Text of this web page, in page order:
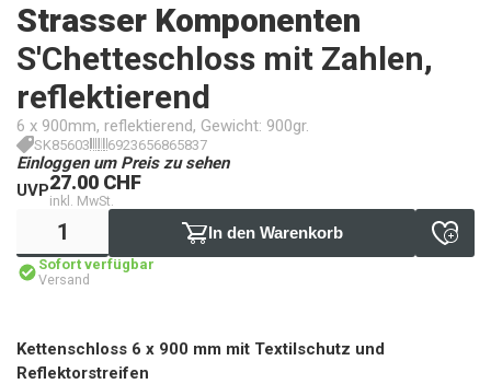
Strasser Komponenten
S'Chetteschloss mit Zahlen,
reflektierend
6 x 900mm, reflektierend, Gewicht: 900gr.
SK85603 6923656865837
Einloggen um Preis zu sehen
UVP27.00 CHF
inkl. MwSt.
In den Warenkorb
Sofort verfügbar
Versand
Kettenschloss 6 x 900 mm mit Textilschutz und
Reflektorstreifen